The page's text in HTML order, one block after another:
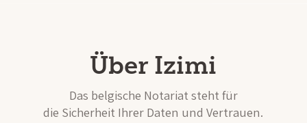
Über Izimi
Das belgische Notariat steht für
die Sicherheit Ihrer Daten und Vertrauen.